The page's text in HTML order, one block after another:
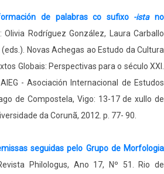
de palabras co sufixo -istano
Olivia Rodríguez González, Laura Carballo
Novas Achegas ao Estudo da Cultura
Globais: Perspectivas para o século XXI.
- Asociación Internacional de Estudos
de Compostela, Vigo: 13-17 de xullo de
da Corunã, 2012. p. 77- 90.
seguidas pelo Grupo de Morfologia
Philologus, Ano 17, Nº 51. Rio de